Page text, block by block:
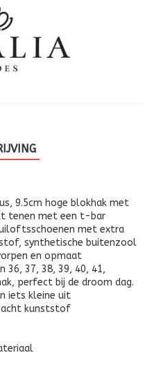
9.5cm hoge blokhak met
tenen met een t-bar
met extra
synthetische buitenzool
en opmaat
36, 37, 38, 39, 40, 41,
perfect bij de droom dag.
iets kleine uit
kunststof